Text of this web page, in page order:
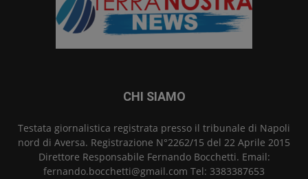
CHI SIAMO
Testata giornalistica registrata presso il tribunale di Napoli
nord di Aversa. Registrazione N°2262/15 del 22 Aprile 2015
Direttore Responsabile Fernando Bocchetti. Email:
fernando.bocchetti@gmail.com Tel: 3383387653